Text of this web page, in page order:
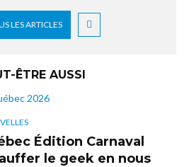
LES ARTICLES
ÊTRE AUSSI
Édition Carnaval
le geek en nous